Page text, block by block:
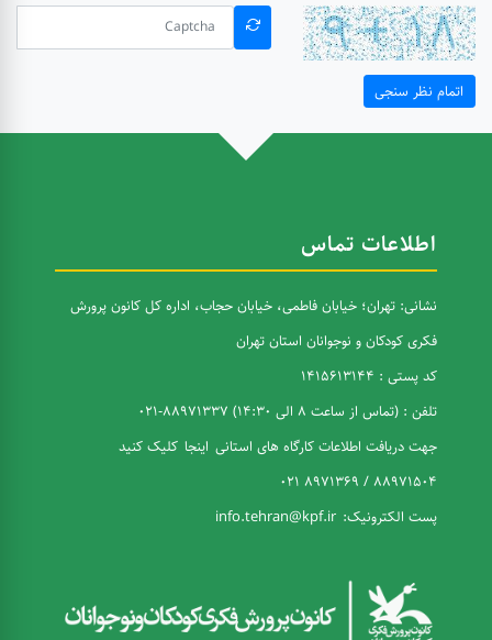
اتمام نظر سنجی
اطلاعات تماس
نشانی: تهران؛ خیابان فاطمی، خیابان حجاب، اداره کل کانون پرورش
فکری کودکان و نوجوانان استان تهران
کد پستی : 1415613144
تلفن : (تماس از ساعت 8 الی 14:30) 88971337-021
جهت دریافت اطلاعات کارگاه های استانی اینجا کلیک کنید
88971504 / 8971369 021
پست الکترونیک: info.tehran@kpf.ir